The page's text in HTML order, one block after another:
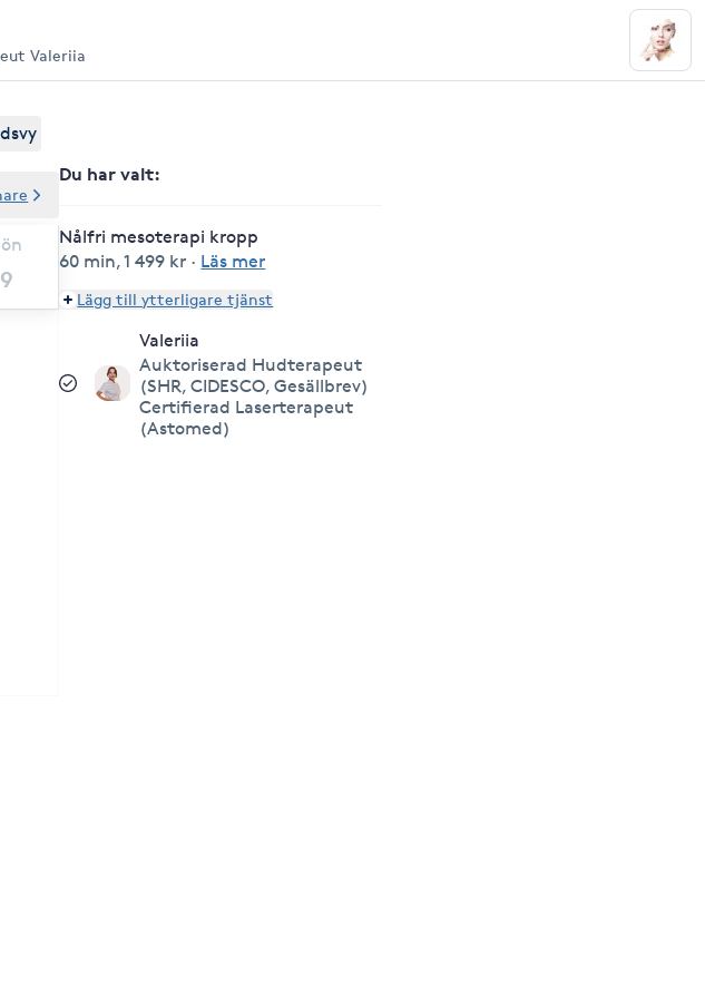
Valeriia
9
Du har valt:
Nålfri mesoterapi kropp
60 min,1 499 kr · Läs mer
Lägg till ytterligare tjänst
Valeriia
Auktoriserad Hudterapeut
(SHR, CIDESCO, Gesällbrev)
Certifierad Laserterapeut
(Astomed)